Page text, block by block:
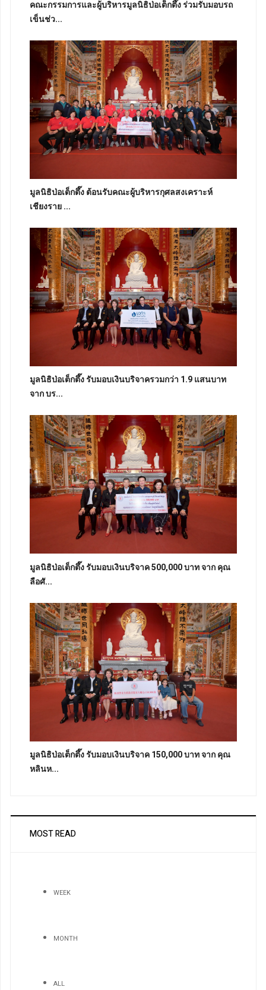
คณะกรรมการและผู้บริหารมูลนิธิป่อเต็กตึ๊ง ร่วมรับมอบรถ
เข็นช่ว...
มูลนิธิป่อเต็กตึ๊ง ต้อนรับคณะผู้บริหารกุศลสงเคราะห์
เชียงราย ...
มูลนิธิป่อเต็กตึ๊ง รับมอบเงินบริจาครวมกว่า 1.9 แสนบาท
จาก บร...
มูลนิธิป่อเต็กตึ๊ง รับมอบเงินบริจาค 500,000 บาท จาก คุณ
ลือศั...
มูลนิธิป่อเต็กตึ๊ง รับมอบเงินบริจาค 150,000 บาท จาก คุณ
หลินห...
MOST READ
WEEK
MONTH
ALL